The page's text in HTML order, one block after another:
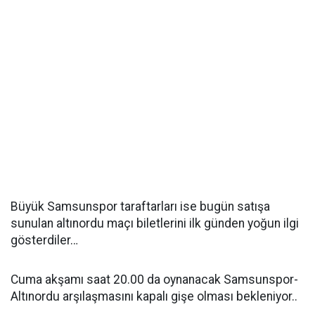
Büyük Samsunspor taraftarları ise bugün satışa
sunulan altınordu maçı biletlerini ilk günden yoğun ilgi
gösterdiler…
Cuma akşamı saat 20.00 da oynanacak Samsunspor-
Altınordu arşılaşmasını kapalı gişe olması bekleniyor..